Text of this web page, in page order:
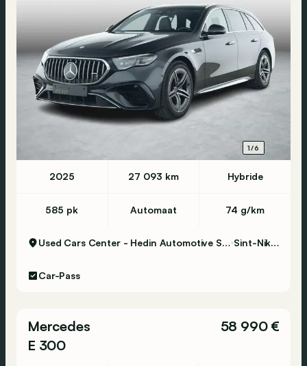
1/6
2025 27 093 km Hybride
585 pk Automaat 74 g/km
Used Cars Center - Hedin Automotive Sint-Niklaas Sint-Niklaas
Car-Pass
Mercedes
E 300
58 990 €